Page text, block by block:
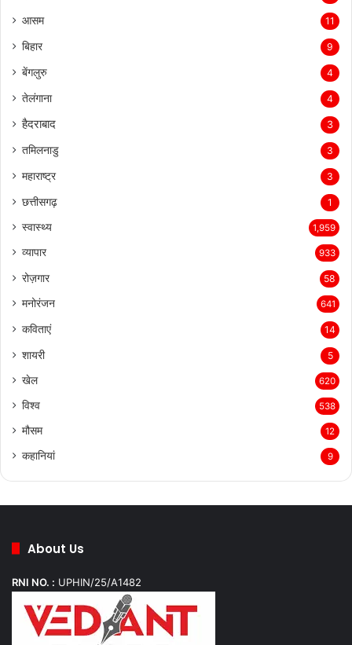
आसम 11
बिहार 9
बेंगलुरु 4
तेलंगाना 4
हैदराबाद 3
तमिलनाडु 3
महाराष्ट्र 3
छत्तीसगढ़ 1
स्वास्थ्य 1,959
व्यापार 933
रोज़गार 58
मनोरंजन 641
कविताएं 14
शायरी 5
खेल 620
विश्व 538
मौसम 12
कहानियां 9
About Us
RNI NO. : UPHIN/25/A1482